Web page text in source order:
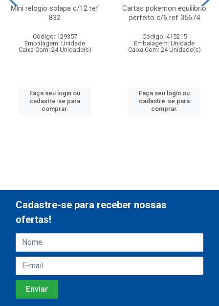
Mini relogio solapa c/12 ref
832
Código: 129357
Embalagem: Unidade
Caixa Com: 24 Unidade(s)
Faça seu login ou
cadastre-se para
comprar.
Cartas pokemon equilibrio
perfeito c/6 ref 35674
Código: 415215
Embalagem: Unidade
Caixa Com: 24 Unidade(s)
Faça seu login ou
cadastre-se para
comprar.
Cadastre-se para receber nossas
ofertas!